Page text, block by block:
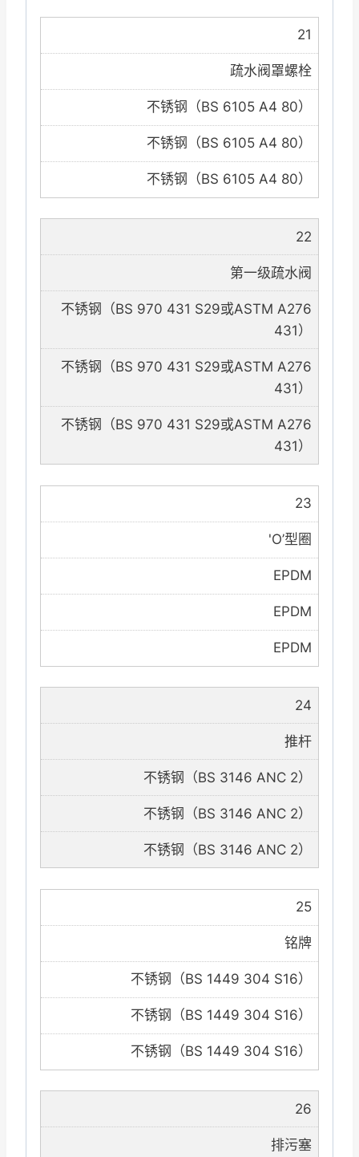
21
疏水阀罩螺栓
不锈钢（BS 6105 A4 80）
不锈钢（BS 6105 A4 80）
不锈钢（BS 6105 A4 80）
22
第一级疏水阀
不锈钢（BS 970 431 S29或ASTM A276
431）
不锈钢（BS 970 431 S29或ASTM A276
431）
不锈钢（BS 970 431 S29或ASTM A276
431）
23
'O’型圈
EPDM
EPDM
EPDM
24
推杆
不锈钢（BS 3146 ANC 2）
不锈钢（BS 3146 ANC 2）
不锈钢（BS 3146 ANC 2）
25
铭牌
不锈钢（BS 1449 304 S16）
不锈钢（BS 1449 304 S16）
不锈钢（BS 1449 304 S16）
26
排污塞